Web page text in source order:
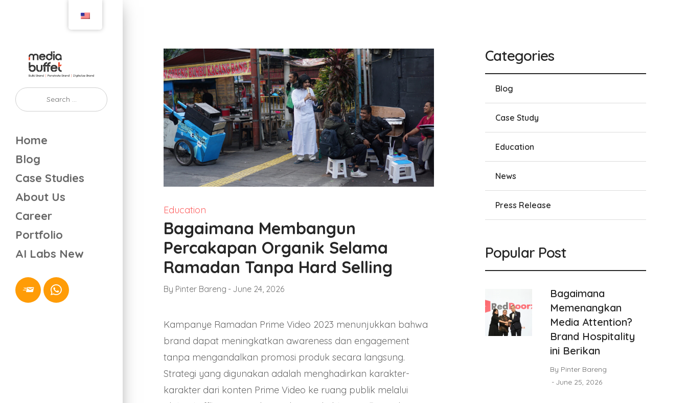
Home
Blog
Case Studies
About Us
Career
Portfolio
AI Labs New
Education
Bagaimana Membangun
Percakapan Organik Selama
Ramadan Tanpa Hard Selling
By Pinter Bareng June 24, 2026
Kampanye Ramadan Prime Video 2023 menunjukkan bahwa
brand dapat meningkatkan awareness dan engagement
tanpa mengandalkan promosi produk secara langsung.
Strategi yang digunakan adalah menghadirkan karakter-
karakter dari konten Prime Video ke ruang publik melalui
Categories
Blog
Case Study
Education
News
Press Release
Popular Post
Bagaimana
Memenangkan
Media Attention?
Brand Hospitality
ini Berikan
By Pinter Bareng
June 25, 2026